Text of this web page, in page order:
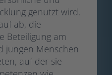
genutzt wird.
ab, die
Beteiligung am
jungen Menschen
auf der sie